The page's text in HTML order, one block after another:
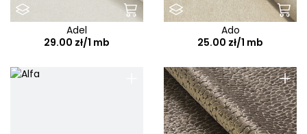
Adel
29.00 zł/1 mb
Ado
25.00 zł/1 mb
+